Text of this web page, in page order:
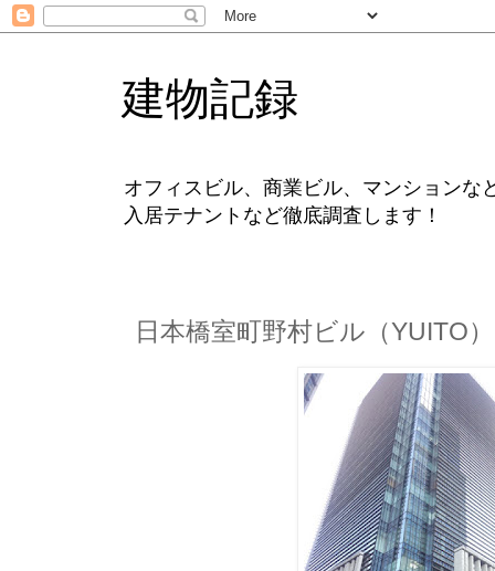
建物記録
オフィスビル、商業ビル、マンションな
入居テナントなど徹底調査します！
日本橋室町野村ビル（YUITO）